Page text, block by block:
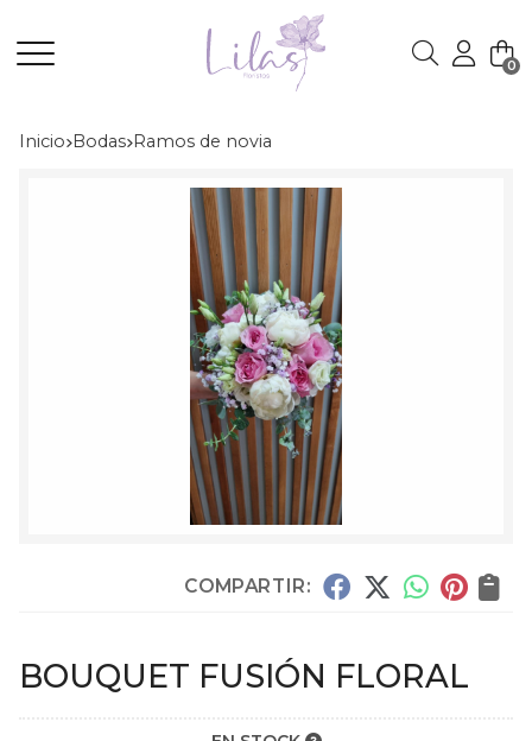
Buscar 0
Inicio bodas ramos de novia
COMPARTIR:
BOUQUET FUSIÓN FLORAL